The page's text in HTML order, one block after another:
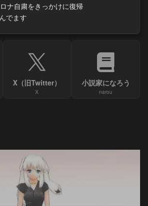
ナ自粛をきっかけに復帰
でます
X（旧Twitter）
X
小説家になろう
narou